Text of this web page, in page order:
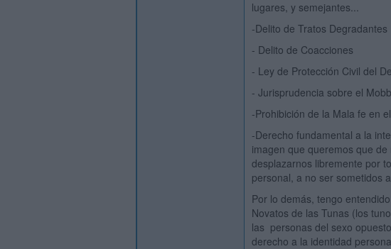
lugares, y semejantes...
-Delito de Tratos Degradantes
- Delito de Coacciones
- Ley de Protección Civil del
- Jurisprudencia sobre el
-Prohibición de la Mala fe en
-Derecho fundamental a la
imagen que queremos que
desplazarnos libremente por
personal, a no ser sometidos
Por lo demás, tengo
Novatos de las Tunas (los
las personas del sexo
derecho a la identidad